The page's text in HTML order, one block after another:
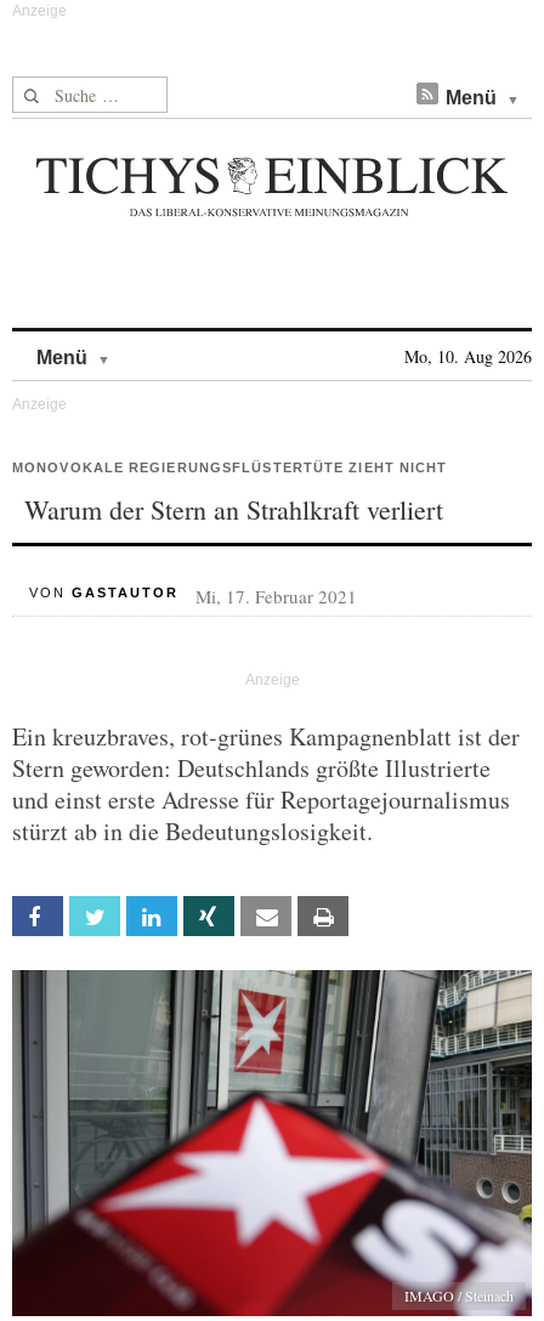
Suche nach: Menü
Menü Mo, 10. Aug 2026
MONOVOKALE REGIERUNGSFLÜSTERTÜTE ZIEHT NICHT
Warum der Stern an Strahlkraft verliert
VON GASTAUTOR Mi, 17. Februar 2021
Ein kreuzbraves, rot-grünes Kampagnenblatt ist der
Stern geworden: Deutschlands größte Illustrierte
und einst erste Adresse für Reportagejournalismus
stürzt ab in die Bedeutungslosigkeit.
Facebook Twitter Linkedin Xing Email
IMAGO / Steinach